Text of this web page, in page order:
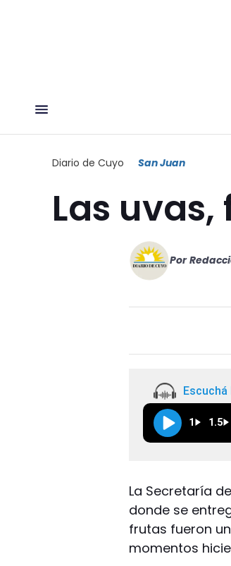
Diario de Cuyo San Juan
Las uvas,
Por
1 1.5
La Secretaría
donde se
frutas fueron
momentos